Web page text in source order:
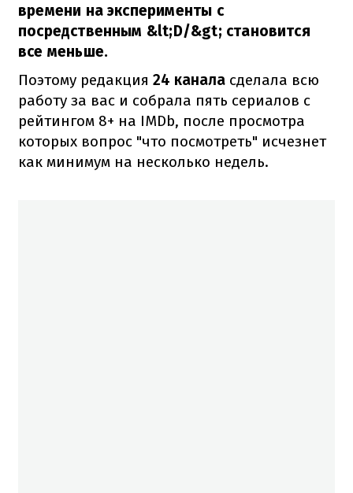
времени на эксперименты с
посредственным &lt;D/&gt; становится
все меньше.
Поэтому редакция 24 канала сделала всю
работу за вас и собрала пять сериалов с
рейтингом 8+ на IMDb, после просмотра
которых вопрос "что посмотреть" исчезнет
как минимум на несколько недель.